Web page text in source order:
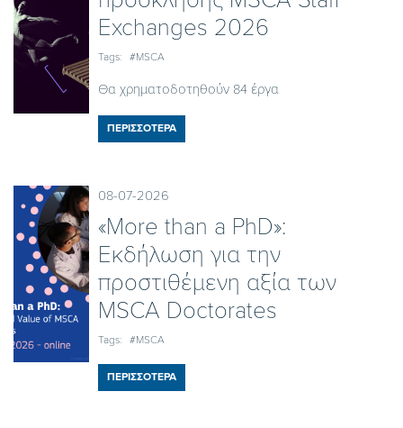
Exchanges 2026
Tags: #MSCA
Θα χρηματοδοτηθούν 84 έργα
ΠΕΡΙΣΣΟΤΕΡΑ
08-07-2026
«More than a PhD»:
Εκδήλωση για την
προστιθέμενη αξία των
MSCA Doctorates
Tags: #MSCA
ΠΕΡΙΣΣΟΤΕΡΑ